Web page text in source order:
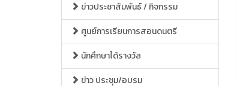
ข่าวประชาสัมพันธ์ / กิจกรรม
ศูนย์การเรียนการสอนดนตรี
นักศึกษาได้รางวัล
ข่าว ประชุม/อบรม